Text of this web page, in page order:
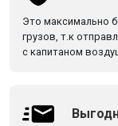
Это максимально
грузов, т.к
с капитаном